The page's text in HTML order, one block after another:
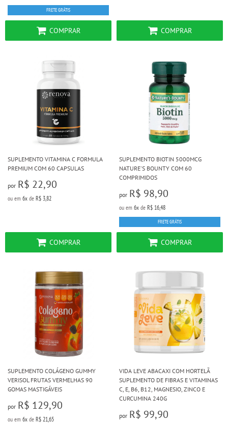
FRETE GRÁTIS
COMPRAR COMPRAR
SUPLEMENTO VITAMINA C FORMULA
PREMIUM COM 60 CAPSULAS
por R$ 22,90
ou em 6x de R$ 3,82
COMPRAR
SUPLEMENTO BIOTIN 5000MCG
NATURE'S BOUNTY COM 60
COMPRIMIDOS
por R$ 98,90
ou em 6x de R$ 16,48
FRETE GRÁTIS
COMPRAR
SUPLEMENTO COLÁGENO GUMMY
VERISOL FRUTAS VERMELHAS 90
GOMAS MASTIGÁVEIS
por R$ 129,90
ou em 6x de R$ 21,65
VIDA LEVE ABACAXI COM HORTELÃ
SUPLEMENTO DE FIBRAS E VITAMINAS
C, E, B6, B12, MAGNESIO, ZINCO E
CURCUMINA 240G
por R$ 99,90